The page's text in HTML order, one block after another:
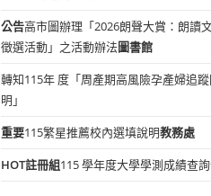
公告高市圖辦理「2026朗聲大賞：朗讀
徵選活動」之活動辦法圖書館
轉知115年 度「周產期高風險孕產婦追
明」
重要115繁星推薦校內選填說明教務處
HOT註冊組115 學年度大學學測成績查